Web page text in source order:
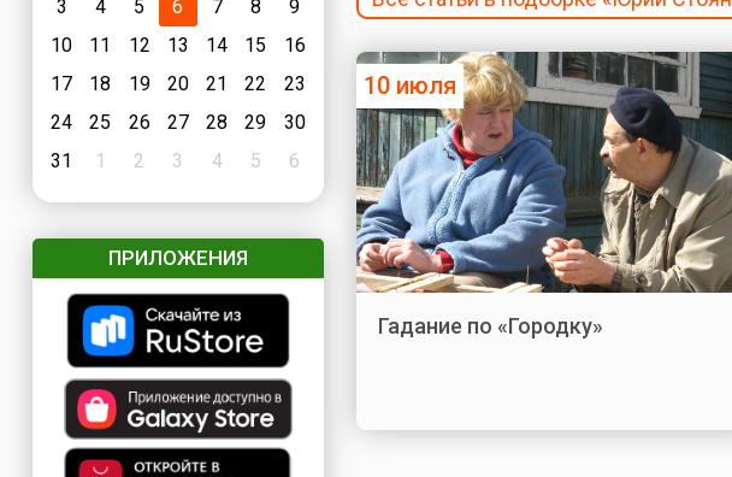
3
4 5 6 7 8
9
10
11 12 13 14 15
16
17
18 19 20 21 22
23
24
25 26 27 28 29
30
31
1 2 3 4 5 6
ПРИЛОЖЕНИЯ
10 июля
Гадание по «Городку»